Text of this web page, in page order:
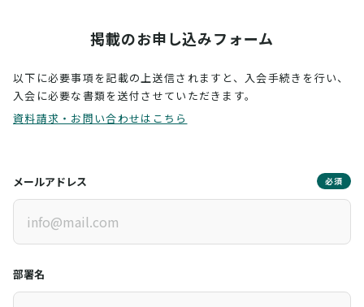
掲載のお申し込みフォーム
以下に必要事項を記載の上送信されますと、入会手続きを行い、
入会に必要な書類を送付させていただきます。
資料請求・お問い合わせはこちら
メールアドレス 必須
部署名